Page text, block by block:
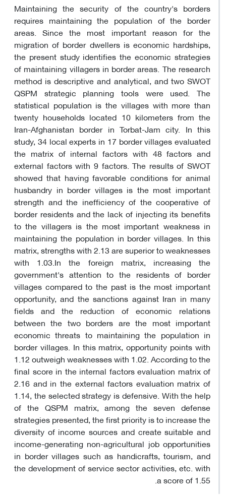
Maintaining the security of the country's borders
requires maintaining the population of the border
areas. Since the most important reason for the
migration of border dwellers is economic hardships,
the present study identifies the economic strategies
of maintaining villagers in border areas. The research
method is descriptive and analytical, and two SWOT
QSPM strategic planning tools were used. The
statistical population is the villages with more than
twenty households located 10 kilometers from the
Iran-Afghanistan border in Torbat-Jam city. In this
study, 34 local experts in 17 border villages evaluated
the matrix of internal factors with 48 factors and
external factors with 9 factors. The results of SWOT
showed that having favorable conditions for animal
husbandry in border villages is the most important
strength and the inefficiency of the cooperative of
border residents and the lack of injecting its benefits
to the villagers is the most important weakness in
maintaining the population in border villages. In this
matrix, strengths with 2.13 are superior to weaknesses
with 1.03.In the foreign matrix, increasing the
government's attention to the residents of border
villages compared to the past is the most important
opportunity, and the sanctions against Iran in many
fields and the reduction of economic relations
between the two borders are the most important
economic threats to maintaining the population in
border villages. In this matrix, opportunity points with
1.12 outweigh weaknesses with 1.02. According to the
final score in the internal factors evaluation matrix of
2.16 and in the external factors evaluation matrix of
1.14, the selected strategy is defensive. With the help
of the QSPM matrix, among the seven defense
strategies presented, the first priority is to increase the
diversity of income sources and create suitable and
income-generating non-agricultural job opportunities
in border villages such as handicrafts, tourism, and
the development of service sector activities, etc. with
a score of 1.55.